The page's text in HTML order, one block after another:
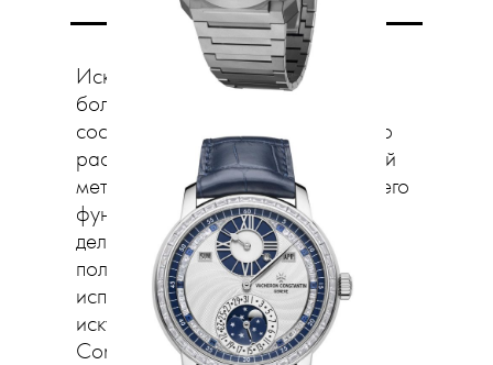
Искусство скелетонирования —
большое часовое ремесло. Идея
состоит в том, чтобы максимально
раскрыть механизм, убрав лишний
металл, и не навредить при этом его
функциональности. Скелетоны
делают многие, но шедевры
получаются чаще у мануфактур,
исповедующих высокое часовое
искусство, — Piaget, Vacheron
Constantin, Cartier. Последний дом